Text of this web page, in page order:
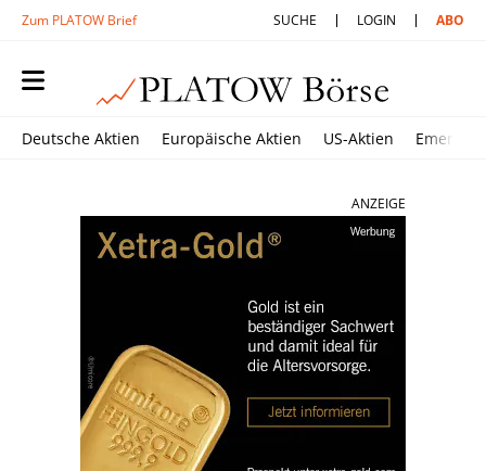
Zum PLATOW Brief SUCHE LOGIN ABO
Deutsche Aktien Europäische Aktien US-Aktien
ANZEIGE